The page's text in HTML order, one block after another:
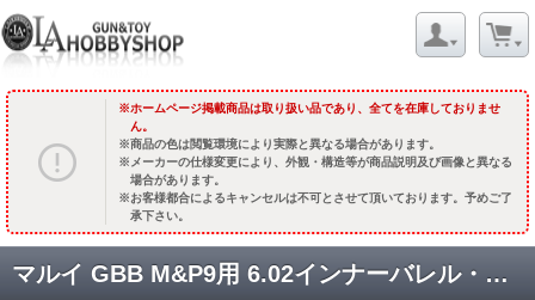
ホームページ掲載商品は取り扱い品であり、全てを在庫しておりませ
ん。
商品の色は閲覧環境により実際と異なる場合があります。
メーカーの仕様変更により、外観・構造等が商品説明及び画像と異なる
場合があります。
お客様都合によるキャンセルは不可とさせて頂いております。予めご了
承下さい。
マルイ GBB M&P9用 6.02インナーバレル・チャンバーセット [M&P9-44] [取寄]